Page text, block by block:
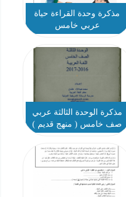
مذكرة وحدة القراءة حياة
عربي خامس
مذكرة الوحدة الثالثة عربي
صف خامس ( منهج قديم )